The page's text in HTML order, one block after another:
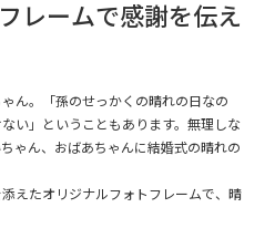
レームで感謝を伝え
ん。「孫のせっかくの晴れの日なの
い」ということもあります。無理しな
ゃん、おばあちゃんに結婚式の晴れの
えたオリジナルフォトフレームで、晴